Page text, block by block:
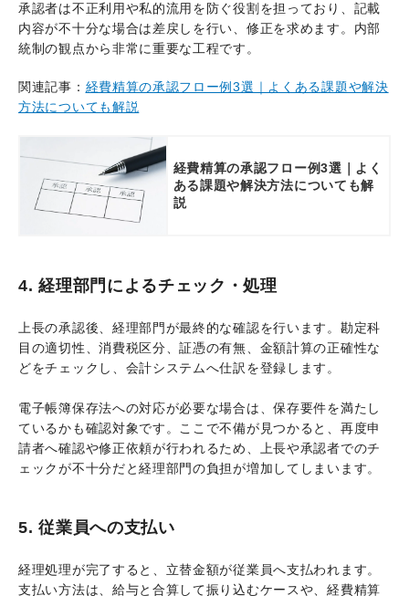
承認者は不正利用や私的流用を防ぐ役割を担っており、記載
内容が不十分な場合は差戻しを行い、修正を求めます。内部
統制の観点から非常に重要な工程です。
関連記事： 経費精算の承認フロー例3選｜よくある課題や解決
方法についても解説
経費精算の承認フロー例3選｜よく
ある課題や解決方法についても解
説
4. 経理部門によるチェック・処理
上長の承認後、経理部門が最終的な確認を行います。勘定科
目の適切性、消費税区分、証憑の有無、金額計算の正確性な
どをチェックし、会計システムへ仕訳を登録します。
電子帳簿保存法への対応が必要な場合は、保存要件を満たし
ているかも確認対象です。ここで不備が見つかると、再度申
請者へ確認や修正依頼が行われるため、上長や承認者でのチ
ェックが不十分だと経理部門の負担が増加してしまいます。
5. 従業員への支払い
経理処理が完了すると、立替金額が従業員へ支払われます。
支払い方法は、給与と合算して振り込むケースや、経費精算